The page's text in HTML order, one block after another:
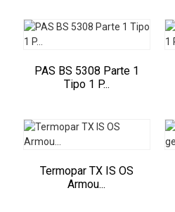
PAS BS 5308 Parte 1
Tipo 1 P...
Termopar TX IS OS
Armou...